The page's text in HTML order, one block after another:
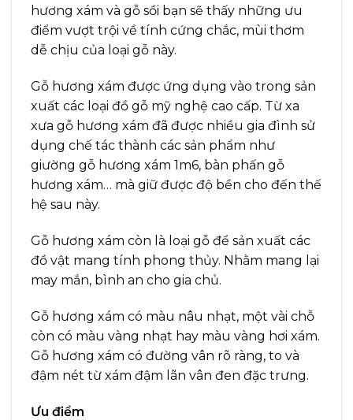
hương xám và gỗ sồi bạn sẽ thấy những ưu
điểm vượt trội về tính cứng chắc, mùi thơm
dễ chịu của loại gỗ này.
Gỗ hương xám được ứng dụng vào trong sản
xuất các loại đồ gỗ mỹ nghệ cao cấp. Từ xa
xưa gỗ hương xám đã được nhiều gia đình sử
dụng chế tác thành các sản phẩm như
giường gỗ hương xám 1m6, bàn phấn gỗ
hương xám… mà giữ được độ bền cho đến thế
hệ sau này.
Gỗ hương xám còn là loại gỗ để sản xuất các
đồ vật mang tính phong thủy. Nhằm mang lại
may mắn, bình an cho gia chủ.
Gỗ hương xám có màu nâu nhạt, một vài chỗ
còn có màu vàng nhạt hay màu vàng hơi xám.
Gỗ hương xám có đường vân rõ ràng, to và
đậm nét từ xám đậm lãn vân đen đặc trưng.
Ưu điểm